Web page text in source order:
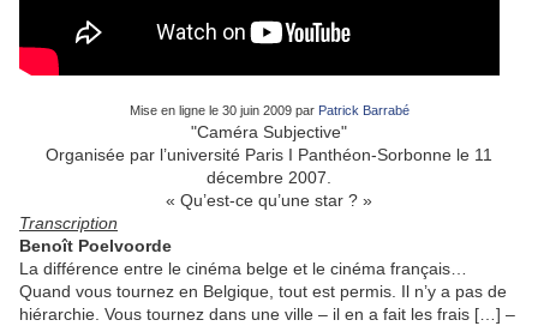
Mise en ligne le 30 juin 2009 par Patrick Barrabé
"Caméra Subjective"
Organisée par l’université Paris I Panthéon-Sorbonne le 11
décembre 2007.
« Qu’est-ce qu’une star ? »
Transcription
Benoît Poelvoorde
La différence entre le cinéma belge et le cinéma français…
Quand vous tournez en Belgique, tout est permis. Il n’y a pas de
hiérarchie. Vous tournez dans une ville – il en a fait les frais […] –